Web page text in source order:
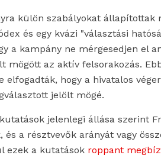
külön szabályokat állapítottak
és egy kvázi "választási
a kampány ne mérgesedjen el
mögött az aktív felsorakozás.
elfogadták, hogy a hivatalos
jelölt mögé.
jelenlegi állása szerint
és a résztvevők arányát vagy
ezek a kutatások roppant